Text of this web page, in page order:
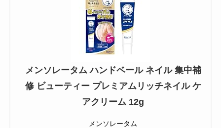
メンソレータム ハンドベール ネイル 集中補
修 ビューティー プレミアムリッチネイル ケ
アクリーム 12g
メンソレータム